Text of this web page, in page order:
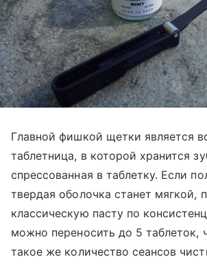
Главной фишкой щетки является
таблетница, в которой хранится
спрессованная в таблетку. Если
твердая оболочка станет мягкой,
классическую пасту по
можно переносить до 5 таблеток,
такое же количество сеансов